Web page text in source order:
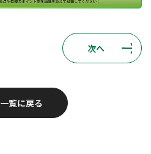
次へ
一覧に戻る